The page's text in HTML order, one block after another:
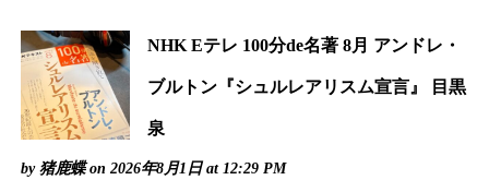
NHK Eテレ 100分de名著 8月 アンドレ・
ブルトン『シュルレアリスム宣言』 目黒
泉
by猪鹿蝶on 2026年8月1日 at 12:29 PM